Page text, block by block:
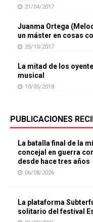
21/04/2017
Juanma Ortega
un máster en cosas
25/10/2017
La mitad de los
musical
10/05/2018
PUBLICACIONES
La batalla final de la
concejal en guerra
desde hace tres años
06/08/2026
La plataforma
solitario del festival